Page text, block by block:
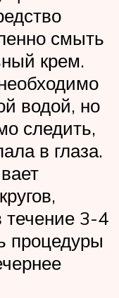
смыть
крем.
водой, но
следить,
в глаза.
течение 3-4
процедуры